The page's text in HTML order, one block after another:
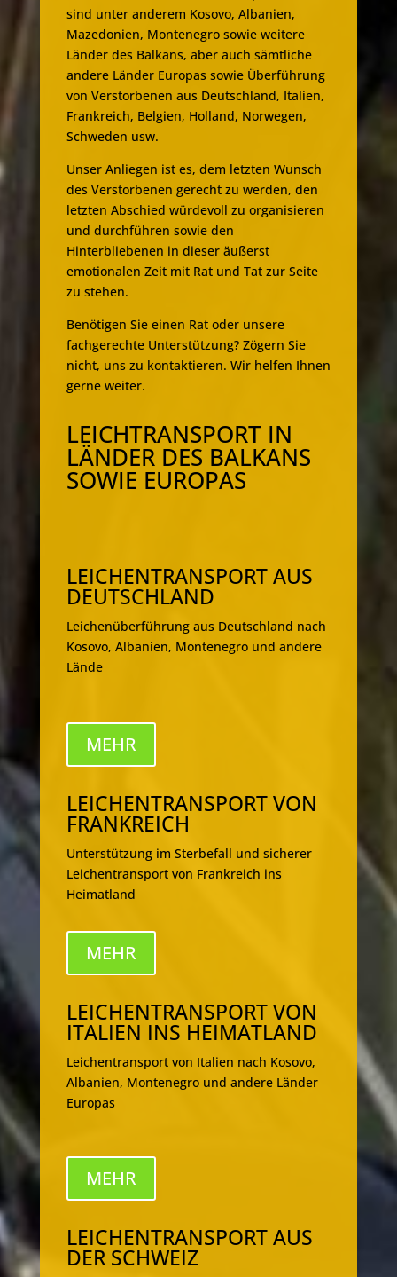
sind unter anderem Kosovo, Albanien,
Mazedonien, Montenegro sowie weitere
Länder des Balkans, aber auch sämtliche
andere Länder Europas sowie Überführung
von Verstorbenen aus Deutschland, Italien,
Frankreich, Belgien, Holland, Norwegen,
Schweden usw.
Unser Anliegen ist es, dem letzten Wunsch
des Verstorbenen gerecht zu werden, den
letzten Abschied würdevoll zu organisieren
und durchführen sowie den
Hinterbliebenen in dieser äußerst
emotionalen Zeit mit Rat und Tat zur Seite
zu stehen.
Benötigen Sie einen Rat oder unsere
fachgerechte Unterstützung? Zögern Sie
nicht, uns zu kontaktieren. Wir helfen Ihnen
gerne weiter.
LEICHTRANSPORT IN
LÄNDER DES BALKANS
SOWIE EUROPAS
LEICHENTRANSPORT AUS
DEUTSCHLAND
Leichenüberführung aus Deutschland nach
Kosovo, Albanien, Montenegro und andere
Lände
MEHR
LEICHENTRANSPORT VON
FRANKREICH
Unterstützung im Sterbefall und sicherer
Leichentransport von Frankreich ins
Heimatland
MEHR
LEICHENTRANSPORT VON
ITALIEN INS HEIMATLAND
Leichentransport von Italien nach Kosovo,
Albanien, Montenegro und andere Länder
Europas
MEHR
LEICHENTRANSPORT AUS
DER SCHWEIZ